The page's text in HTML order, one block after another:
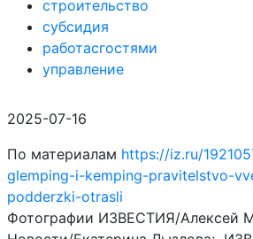
строительство
субсидия
работасгостями
управление
2025-07-16
По материалам https://iz.ru/
glemping-i-kemping-pravitelstvo-
podderzki-otrasli
Фотографии ИЗВЕСТИЯ/Алексей